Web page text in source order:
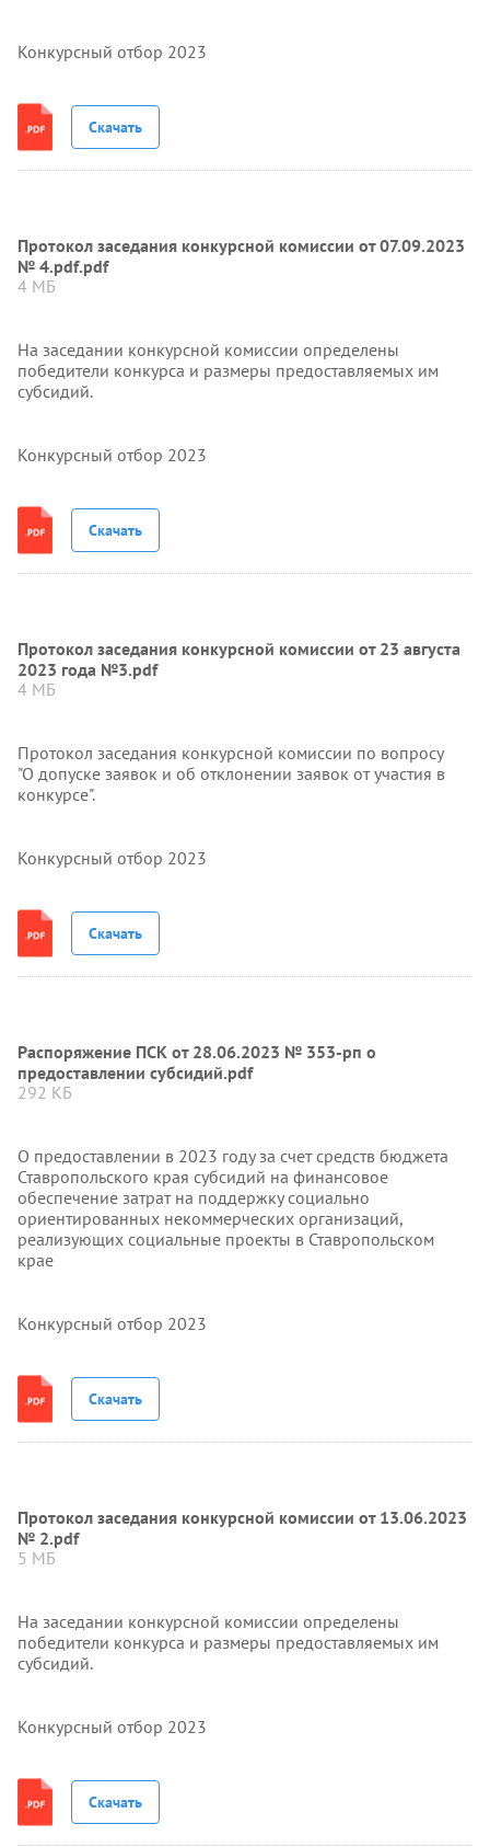
Конкурсный отбор 2023
Скачать
Протокол заседания конкурсной комиссии от 07.09.2023
№ 4.pdf.pdf
4 МБ
На заседании конкурсной комиссии определены
победители конкурса и размеры предоставляемых им
субсидий.
Конкурсный отбор 2023
Скачать
Протокол заседания конкурсной комиссии от 23 августа
2023 года №3.pdf
4 МБ
Протокол заседания конкурсной комиссии по вопросу
"О допуске заявок и об отклонении заявок от участия в
конкурсе".
Конкурсный отбор 2023
Скачать
Распоряжение ПСК от 28.06.2023 № 353-рп о
предоставлении субсидий.pdf
292 КБ
О предоставлении в 2023 году за счет средств бюджета
Ставропольского края субсидий на финансовое
обеспечение затрат на поддержку социально
ориентированных некоммерческих организаций,
реализующих социальные проекты в Ставропольском
крае
Конкурсный отбор 2023
Скачать
Протокол заседания конкурсной комиссии от 13.06.2023
№ 2.pdf
5 МБ
На заседании конкурсной комиссии определены
победители конкурса и размеры предоставляемых им
субсидий.
Конкурсный отбор 2023
Скачать